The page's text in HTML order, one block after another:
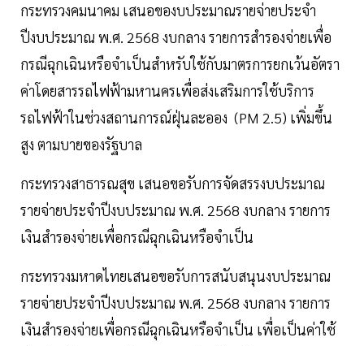
กระทรวงคมนาคม เสนอของบประมาณรายจ่ายประจำ
ปีงบประมาณ พ.ศ. 2568 งบกลาง รายการสำรองจ่ายเพื่อ
กรณีฉุกเฉินหรือจำเป็นสำหรับใช้กับมาตรการยกเว้นอัตรา
ค่าโดยสารรถไฟฟ้ามหานครเพื่อส่งเสริมการใช้บริการ
รถไฟฟ้าในช่วงสถานการณ์ฝุ่นละออง (PM 2.5) เพิ่มขึ้น
สูง ตามบายของรัฐบาล
กระทรวงสาธารณสุข เสนอขอรับการจัดสรรงบประมาณ
รายจ่ายประจำปีงบประมาณ พ.ศ. 2568 งบกลาง รายการ
เงินสำรองจ่ายเพื่อกรณีฉุกเฉินหรือจำเป็น
กระทรวงมหาดไทยเสนอขอรับการสนับสนุนงบประมาณ
รายจ่ายประจำปีงบประมาณ พ.ศ. 2568 งบกลาง รายการ
เงินสำรองจ่ายเพื่อกรณีฉุกเฉินหรือจำเป็น เพื่อเป็นค่าใช้